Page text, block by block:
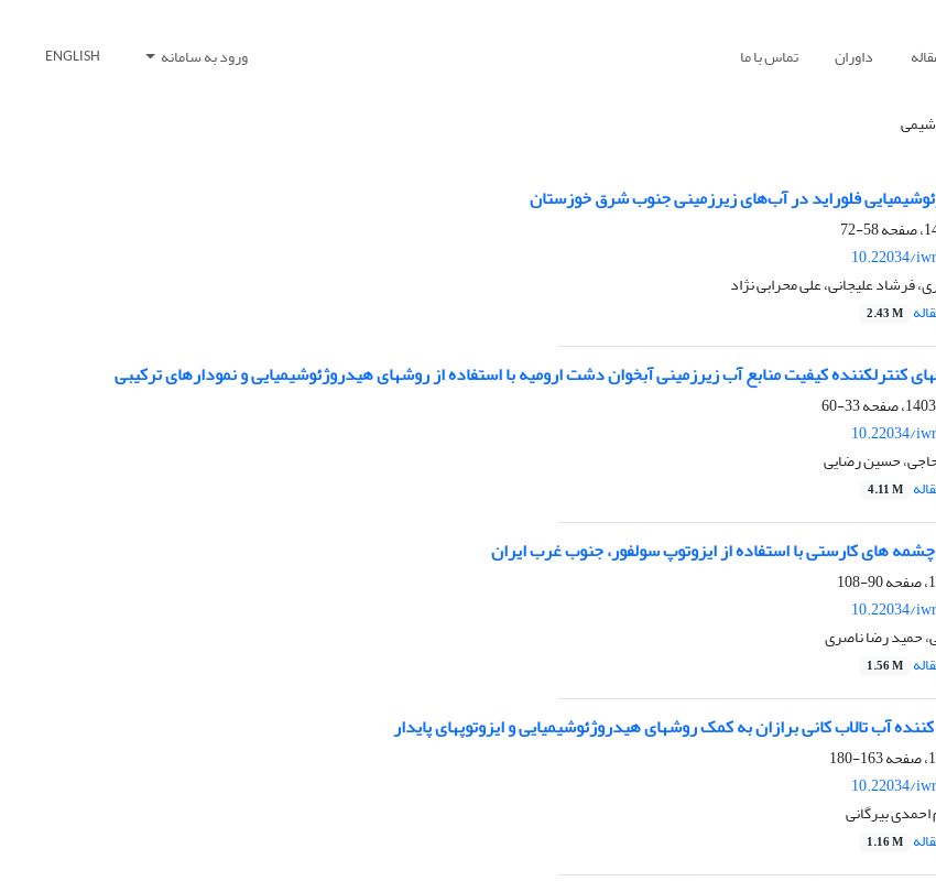
داوران تماس با ما ورود به سامانه ENGLISH
فلوراید در آب‌های زیرزمینی جنوب شرق خوزستان
58-72
10.22034/
فرشاد علیجانی، علی محرابی نژاد
2.43 M
کنترل‏کننده کیفیت منابع آب زیرزمینی آبخوان دشت ارومیه با استفاده از روش‏های هیدروژئوشیمیایی و نمودارهای ترکیبی
33-60
10.22034/
حسین رضایی
4.11 M
های کارستی با استفاده از ایزوتوپ سولفور، جنوب غرب ایران
90-108
10.22034/
حمید رضا ناصری
1.56 M
آب تالاب کانی برازان به کمک روشهای هیدروژئوشیمیایی و ایزوتوپهای پایدار
163-180
10.22034/
بیرگانی
1.16 M